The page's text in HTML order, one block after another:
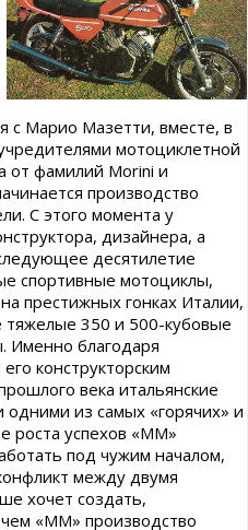
с Марио Мазетти, вместе, в
мотоциклетной
от фамилий Morini и
производство
С этого момента у
дизайнера, а
десятилетие
спортивные мотоциклы,
престижных гонках Италии,
тяжелые 350 и 500-кубовые
Именно благодаря
конструкторским
века итальянские
из самых «горячих» и
роста успехов «ММ»
под чужим началом,
между двумя
хочет создать,
«ММ» производство